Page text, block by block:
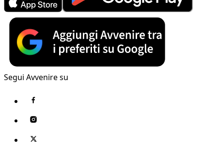
Segui Avvenire su